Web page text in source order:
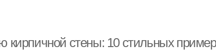
кирпичной стены: 10 стильных